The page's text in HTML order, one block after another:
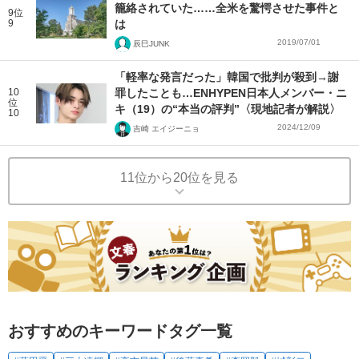
9位
9
籠絡されていた……全米を驚愕させた事件と
は
辰巳JUNK 2019/07/01
10
位
10
「軽率な発言だった」韓国で批判が殺到→謝
罪したことも…ENHYPEN日本人メンバー・ニ
キ（19）の“本当の評判”〈現地記者が解説〉
吉崎 エイジーニョ 2024/12/09
11位から20位を見る
おすすめのキーワードタグ一覧